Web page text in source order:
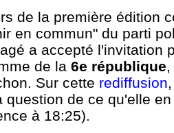
de la première édition
en commun" du parti
a accepté l'invitation
de la 6e république
Sur cette rediffusion
question de ce qu'elle
à 18:25).